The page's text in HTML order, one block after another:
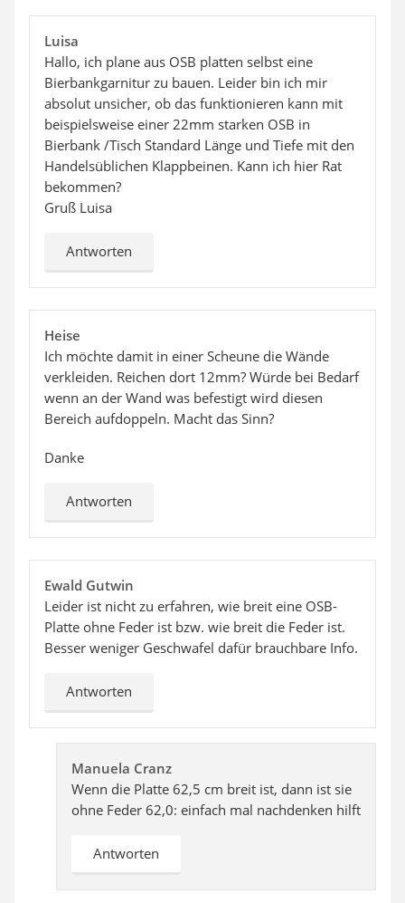
Luisa
Hallo, ich plane aus OSB platten selbst eine
Bierbankgarnitur zu bauen. Leider bin ich mir
absolut unsicher, ob das funktionieren kann mit
beispielsweise einer 22mm starken OSB in
Bierbank /Tisch Standard Länge und Tiefe mit den
Handelsüblichen Klappbeinen. Kann ich hier Rat
bekommen?
Gruß Luisa
Antworten
Heise
Ich möchte damit in einer Scheune die Wände
verkleiden. Reichen dort 12mm? Würde bei Bedarf
wenn an der Wand was befestigt wird diesen
Bereich aufdoppeln. Macht das Sinn?
Danke
Antworten
Ewald Gutwin
Leider ist nicht zu erfahren, wie breit eine OSB-
Platte ohne Feder ist bzw. wie breit die Feder ist.
Besser weniger Geschwafel dafür brauchbare Info.
Antworten
Manuela Cranz
Wenn die Platte 62,5 cm breit ist, dann ist sie
ohne Feder 62,0: einfach mal nachdenken hilft
Antworten